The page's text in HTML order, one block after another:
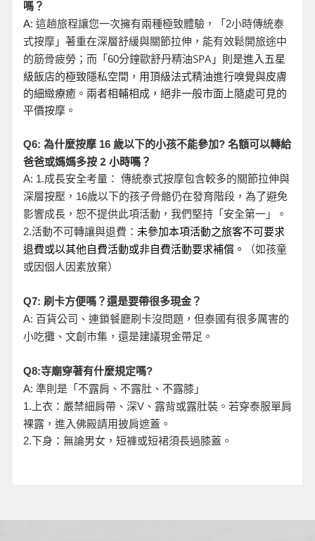
嗎？
A: 這趟旅程讓您一次擁有兩種極致體驗，「2小時傳統泰
式按摩」著重在深層舒緩與關節拉伸，能有效鬆開旅途中
的筋骨疲勞；而「60分鐘歐舒丹精油SPA 」則是進入五星
級飯店的極致隱私空間，用頂級法式精油進行嗅覺與皮膚
的細緻療癒。兩者相輔相成，絕非一般市面上隨處可見的
平價按摩。
Q6: 為什麼按摩 16 歲以下的小孩不能參加? 名額可以轉給
爸爸或媽媽多按 2 小時嗎？
A: 1.成長安全考量： 傳統泰式按摩包含較多的關節拉伸與
深層按壓，16歲以下的孩子骨骼仍在發育階段，為了避免
影響成長，恕不提供此項活動，我們堅持「安全第一」。
2.活動不可轉讓與退費： 未參加本項活動之旅客不可要求
退費或以其他自費活動或非自費活動要求補償。
（如孩童
或因個人因素放棄）
Q7: 刷卡方便嗎？還是要帶很多現金？
A: 百貨公司、連鎖餐廳刷卡沒問題，但泰國有很多厲害的
小吃攤、文創市集，還是建議現金帶足。
Q8:寺廟穿著有什麼規定嗎?
A: 準則是「不露肩、不露肚、不露膝」
1. 上衣：嚴禁細肩帶、深V、露背或露肚裝。若穿泰服單肩
裸露，進入佛殿請用披肩遮蓋。
2.下身：無論男女，短褲或短裙須長過膝蓋。